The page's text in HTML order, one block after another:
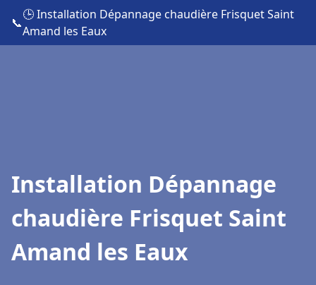
📞
🕒 Installation Dépannage chaudière Frisquet Saint
Amand les Eaux
Installation Dépannage
chaudière Frisquet Saint
Amand les Eaux